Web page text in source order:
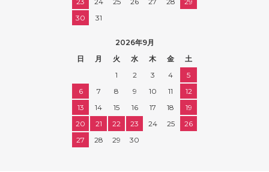
30
31
2026年9月
日
月 火 水 木 金
土
1
2 3 4
5
6
7 8 9 10 11
12
13
14 15 16 17 18
19
20
21 22 23 24 25
26
27
28 29 30